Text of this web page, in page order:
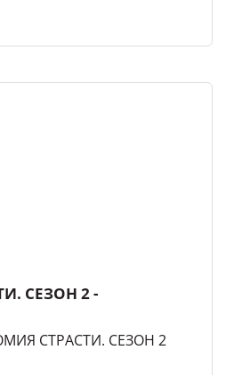
СЕЗОН 2 -
СТРАСТИ. СЕЗОН 2